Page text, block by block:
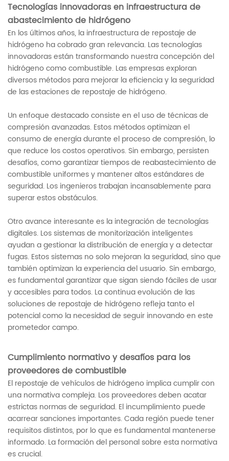
Tecnologías innovadoras en infraestructura de
abastecimiento de hidrógeno
En los últimos años, la infraestructura de repostaje de
hidrógeno ha cobrado gran relevancia. Las tecnologías
innovadoras están transformando nuestra concepción del
hidrógeno como combustible. Las empresas exploran
diversos métodos para mejorar la eficiencia y la seguridad
de las estaciones de repostaje de hidrógeno.
Un enfoque destacado consiste en el uso de técnicas de
compresión avanzadas. Estos métodos optimizan el
consumo de energía durante el proceso de compresión, lo
que reduce los costos operativos. Sin embargo, persisten
desafíos, como garantizar tiempos de reabastecimiento de
combustible uniformes y mantener altos estándares de
seguridad. Los ingenieros trabajan incansablemente para
superar estos obstáculos.
Otro avance interesante es la integración de tecnologías
digitales. Los sistemas de monitorización inteligentes
ayudan a gestionar la distribución de energía y a detectar
fugas. Estos sistemas no solo mejoran la seguridad, sino que
también optimizan la experiencia del usuario. Sin embargo,
es fundamental garantizar que sigan siendo fáciles de usar
y accesibles para todos. La continua evolución de las
soluciones de repostaje de hidrógeno refleja tanto el
potencial como la necesidad de seguir innovando en este
prometedor campo.
Cumplimiento normativo y desafíos para los
proveedores de combustible
El repostaje de vehículos de hidrógeno implica cumplir con
una normativa compleja. Los proveedores deben acatar
estrictas normas de seguridad. El incumplimiento puede
acarrear sanciones importantes. Cada región puede tener
requisitos distintos, por lo que es fundamental mantenerse
informado. La formación del personal sobre esta normativa
es crucial.